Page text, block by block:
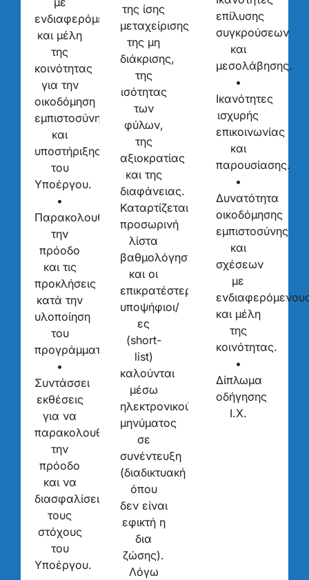
ενδιαφερόμενους
και μέλη
της
κοινότητας
για την
οικοδόμηση
εμπιστοσύνης
και
υποστήριξης
του
Υποέργου.
•
Παρακολουθεί
την
πρόοδο
και τις
προκλήσεις
κατά την
υλοποίηση
του
προγράμματος.
•
Συντάσσει
εκθέσεις
για να
παρακολουθεί
την
πρόοδο
και να
διασφαλίσει
τους
στόχους
του
Υποέργου.
της ίσης
μεταχείρισης,
της μη
διάκρισης,
της
ισότητας
των
φύλων,
της
αξιοκρατίας
και της
διαφάνειας.
Καταρτίζεται
προσωρινή
λίστα
βαθμολόγησης
και οι
επικρατέστεροι
υποψήφιοι/
ες
(short-
list)
καλούνται
μέσω
ηλεκτρονικού
μηνύματος
σε
συνέντευξη
(διαδικτυακή
όπου
δεν είναι
εφικτή η
δια
ζώσης).
Λόγω
επίλυσης
συγκρούσεων
και
μεσολάβησης.
•
Ικανότητες
ισχυρής
επικοινωνίας
και
παρουσίασης.
•
Δυνατότητα
οικοδόμησης
εμπιστοσύνης
και
σχέσεων
με
και μέλη
της
κοινότητας.
•
Δίπλωμα
οδήγησης
Ι.Χ.